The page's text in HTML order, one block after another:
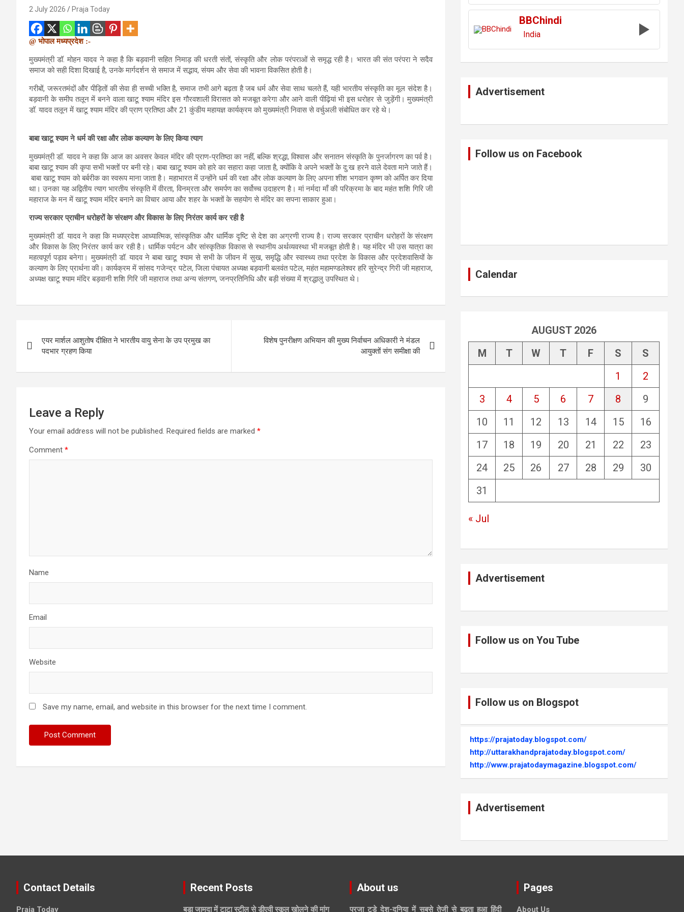
2 July 2026 Praja Today
@ भोपाल मध्यप्रदेश :-
मुख्यमंत्री डॉ. मोहन यादव ने कहा है कि बड़वानी सहित निमाड़ की धरती संतों, संस्कृति और लोक परंपराओं से समृद्ध रही है। भारत की संत परंपरा ने सदैव
समाज को सही दिशा दिखाई है, उनके मार्गदर्शन से समाज में सद्भाव, संयम और सेवा की भावना विकसित होती है।
गरीबों, जरूरतमंदों और पीड़ितों की सेवा ही सच्ची भक्ति है, समाज तभी आगे बढ़ता है जब धर्म और सेवा साथ चलते हैं, यही भारतीय संस्कृति का मूल संदेश है।
बड़वानी के समीप तलून में बनने वाला खाटू श्याम मंदिर इस गौरवशाली विरासत को मजबूत करेगा और आने वाली पीढ़ियां भी इस धरोहर से जुड़ेंगी। मुख्यमंत्री
डॉ. यादव तलून में खाटू श्याम मंदिर की प्राण प्रतिष्ठा और 21 कुंडीय महायज्ञ कार्यक्रम को मुख्यमंत्री निवास से वर्चुअली संबोधित कर रहे थे।
बाबा खाटू श्याम ने धर्म की रक्षा और लोक कल्याण के लिए किया त्याग
मुख्यमंत्री डॉ. यादव ने कहा कि आज का अवसर केवल मंदिर की प्राण-प्रतिष्ठा का नहीं, बल्कि श्रद्धा, विश्वास और सनातन संस्कृति के पुनर्जागरण का पर्व है।
बाबा खाटू श्याम की कृपा सभी भक्तों पर बनी रहे। बाबा खाटू श्याम को हारे का सहारा कहा जाता है, क्योंकि वे अपने भक्तों के दु:ख हरने वाले देवता माने जाते हैं।
बाबा खाटू श्याम को बर्बरीक का स्वरूप माना जाता है। महाभारत में उन्होंने धर्म की रक्षा और लोक कल्याण के लिए अपना शीश भगवान कृष्ण को अर्पित कर दिया
था। उनका यह अद्वितीय त्याग भारतीय संस्कृति में वीरता, विनम्रता और समर्पण का सर्वोच्च उदाहरण है। मां नर्मदा माँ की परिक्रमा के बाद महंत शशि गिरि जी
महाराज के मन में खाटू श्याम मंदिर बनाने का विचार आया और शहर के भक्तों के सहयोग से मंदिर का सपना साकार हुआ।
राज्य सरकार प्राचीन धरोहरों के संरक्षण और विकास के लिए निरंतर कार्य कर रही है
मुख्यमंत्री डॉ. यादव ने कहा कि मध्यप्रदेश आध्यात्मिक, सांस्कृतिक और धार्मिक दृष्टि से देश का अग्रणी राज्य है। राज्य सरकार प्राचीन धरोहरों के संरक्षण
और विकास के लिए निरंतर कार्य कर रही है। धार्मिक पर्यटन और सांस्कृतिक विकास से स्थानीय अर्थव्यवस्था भी मजबूत होती है। यह मंदिर भी उस यात्रा का
महत्वपूर्ण पड़ाव बनेगा। मुख्यमंत्री डॉ. यादव ने बाबा खाटू श्याम से सभी के जीवन में सुख, समृद्धि और स्वास्थ्य तथा प्रदेश के विकास और प्रदेशवासियों के
कल्याण के लिए प्रार्थना की। कार्यक्रम में सांसद गजेन्द्र पटेल, जिला पंचायत अध्यक्ष बड़वानी बलवंत पटेल, महंत महामण्डलेश्वर हरि सुरेन्द्र गिरी जी महाराज,
अध्यक्ष खाटू श्याम मंदिर बड़वानी शशि गिरि जी महाराज तथा अन्य संतगण, जनप्रतिनिधि और बड़ी संख्या में श्रद्धालु उपस्थित थे।
navigation
एयर मार्शल आशुतोष दीक्षित ने भारतीय वायु सेना के उप प्रमुख का
पदभार ग्रहण किया
विशेष पुनरीक्षण अभियान की मुख्य निर्वाचन अधिकारी ने मंडल
आयुक्तों संग समीक्षा की
Leave a Reply
Your email address will not be published. Required fields are marked *
Comment *
Name
Email
Website
Save my name, email, and website in this browser for the next time I comment.
BBChindi
India
Advertisement
Follow us on Facebook
Calendar
AUGUST 2026
M
T W T F S
S
1
2
3
4 5 6 7 8
9
10
11 12 13 14 15
16
17
18 19 20 21 22
23
24
25 26 27 28 29
30
31
« Jul
Advertisement
Follow us on You Tube
Follow us on Blogspot
https://prajatoday.blogspot.com/
http://uttarakhandprajatoday.blogspot.com/
http://www.prajatodaymagazine.blogspot.com/
Advertisement
Contact Details
Praja Today
Recent Posts
बड़ा जामदा में टाटा स्टील से डीएवी स्कूल खोलने की मांग
About us
प्रजा टुडे देश-दुनिया में सबसे तेजी से बढ़ता हुआ हिंदी
Pages
About Us